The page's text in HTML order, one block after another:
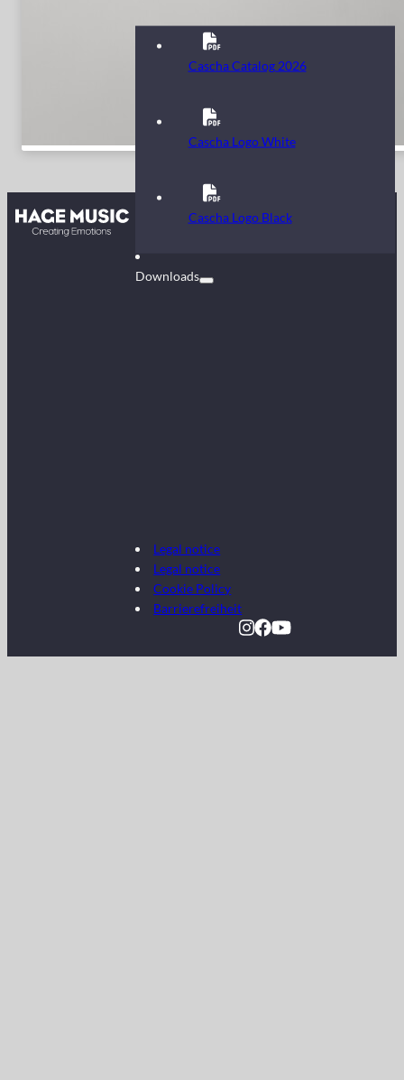
Contact
Downloads
Cascha Catalog 2026
Cascha Logo White
Cascha Logo Black
Legal notice
Legal notice
Cookie Policy
Barrierefreiheit